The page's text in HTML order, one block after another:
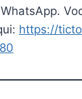
https://